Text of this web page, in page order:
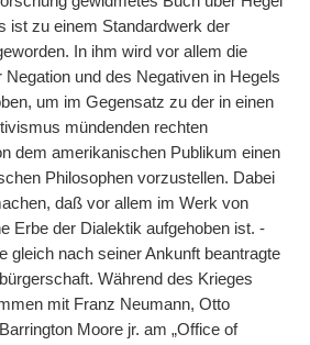
ist zu einem Standardwerk der
In ihm wird vor allem die
Negation und des Negativen in Hegels
um im Gegensatz zu der in einen
mündenden rechten
dem amerikanischen Publikum einen
Philosophen vorzustellen. Dabei
daß vor allem im Werk von
Erbe der Dialektik aufgehoben ist. -
gleich nach seiner Ankunft beantragte
Während des Krieges
mit Franz Neumann, Otto
Moore jr. am „Office of